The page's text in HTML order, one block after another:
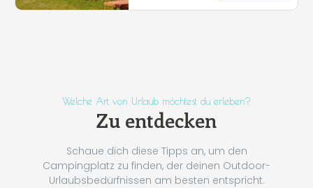
Welche Art von Urlaub möchtest du erleben?
Zu entdecken
Schaue dich diese Tipps an, um den
Campingplatz zu finden, der deinen Outdoor-
Urlaubsbedürfnissen am besten entspricht.